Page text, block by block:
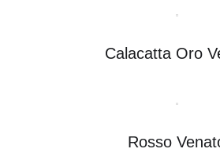
Calacatta Oro
Rosso